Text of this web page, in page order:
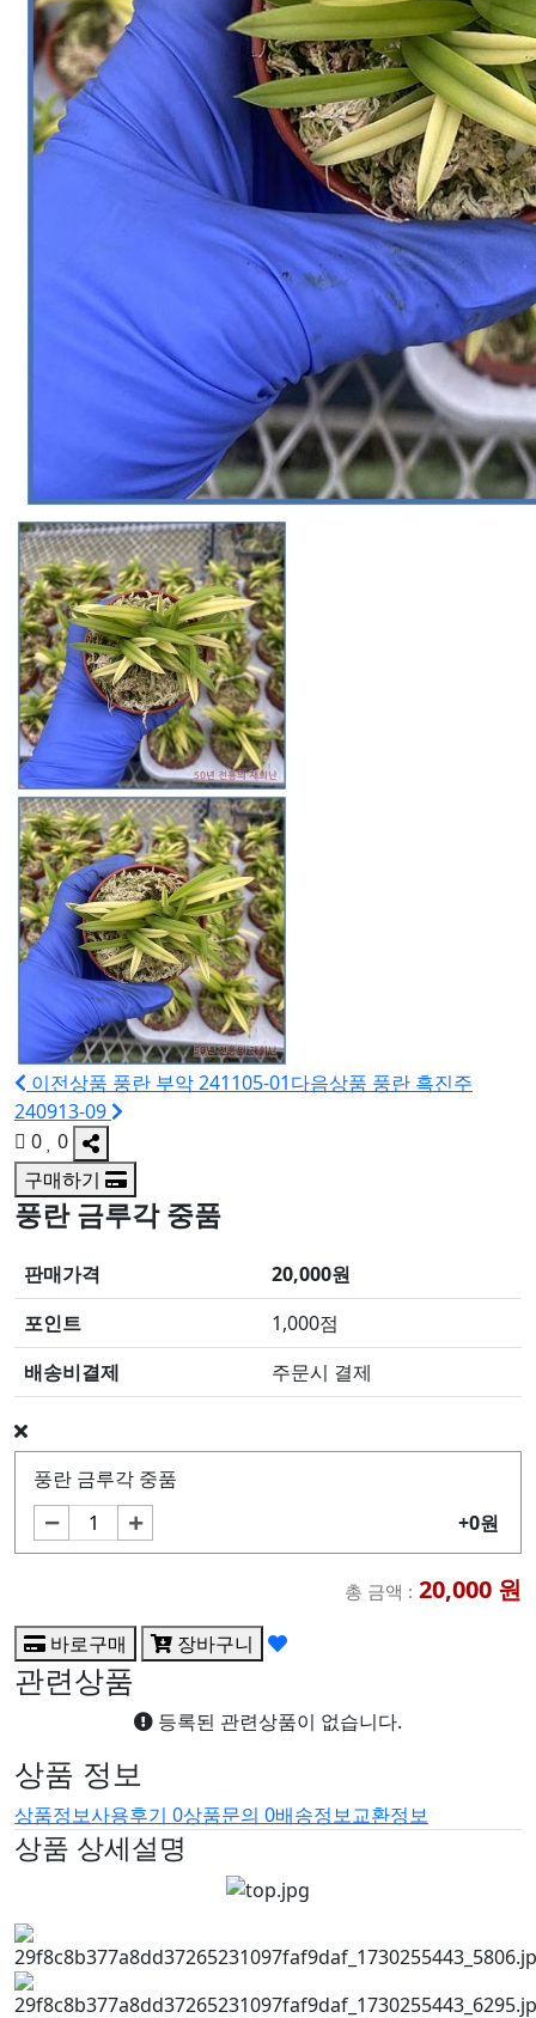
이전상품 풍란 부악 241105-01다음상품 풍란 흑진주
240913-09
0 0
구매하기
풍란 금루각 중품
판매가격
20,000원
포인트
1,000점
배송비결제
주문시 결제
풍란 금루각 중품
+0원
총 금액 : 20,000 원
바로구매 장바구니
관련상품
등록된 관련상품이 없습니다.
상품 정보
상품정보사용후기 0상품문의 0배송정보교환정보
상품 상세설명